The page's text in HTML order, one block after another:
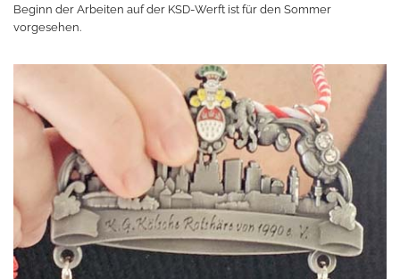
Beginn der Arbeiten auf der KSD-Werft ist für den Sommer
vorgesehen.